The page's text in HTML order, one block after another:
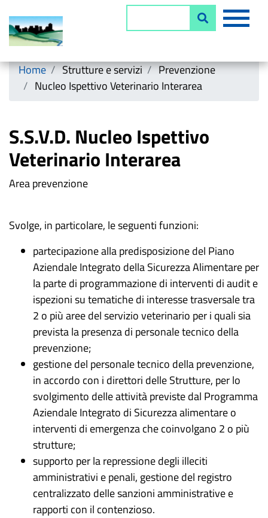
Salta
Horizontal menu
Home Strutture e servizi
Prevenzione
Nucleo Ispettivo Veterinario Interarea
S.S.V.D. Nucleo Ispettivo
Veterinario Interarea
Area prevenzione
Svolge, in particolare, le seguenti funzioni:
partecipazione alla predisposizione del Piano
Aziendale Integrato della Sicurezza Alimentare per
la parte di programmazione di interventi di audit e
ispezioni su tematiche di interesse trasversale tra
2 o più aree del servizio veterinario per i quali sia
prevista la presenza di personale tecnico della
prevenzione;
gestione del personale tecnico della prevenzione,
in accordo con i direttori delle Strutture, per lo
svolgimento delle attività previste dal Programma
Aziendale Integrato di Sicurezza alimentare o
interventi di emergenza che coinvolgano 2 o più
strutture;
supporto per la repressione degli illeciti
amministrativi e penali, gestione del registro
centralizzato delle sanzioni amministrative e
rapporti con il contenzioso.